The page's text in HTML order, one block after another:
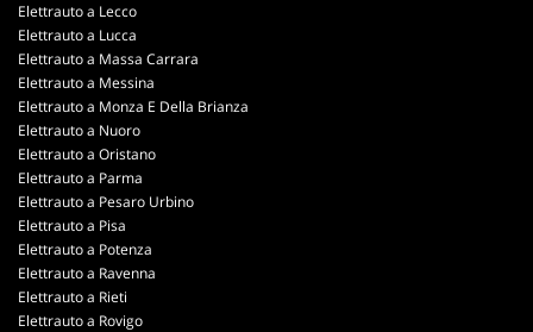
Elettrauto a Lecco
Elettrauto a Lucca
Elettrauto a Massa Carrara
Elettrauto a Messina
Elettrauto a Monza E Della Brianza
Elettrauto a Nuoro
Elettrauto a Oristano
Elettrauto a Parma
Elettrauto a Pesaro Urbino
Elettrauto a Pisa
Elettrauto a Potenza
Elettrauto a Ravenna
Elettrauto a Rieti
Elettrauto a Rovigo